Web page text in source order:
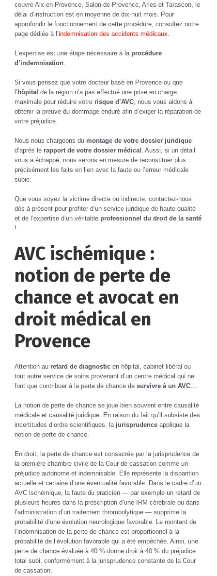
couvre Aix-en-Provence, Salon-de-Provence, Arles et Tarascon, le
délai d’instruction est en moyenne de dix-huit mois. Pour
approfondir le fonctionnement de cette procédure, consultez notre
page dédiée à l’indemnisation des accidents médicaux
L’expertise est une étape nécessaire à la procédure
d’indemnisation
Si vous pensez que votre docteur basé en Provence ou que
l’ hôpital de la région n’a pas effectué une prise en charge
maximale pour réduire votre risque d’AVC , nous vous aidons à
obtenir la preuve du dommage enduré afin d’exiger la réparation de
votre préjudice.
Nous nous chargeons du montage de votre dossier juridique
d’après le rapport de votre dossier médical
. Aussi, si un détail
vous a échappé, nous serons en mesure de reconstituer plus
précisément les faits en lien avec la faute ou l’erreur médicale
subie.
Que vous soyez la victime directe ou indirecte, contactez-nous
dès à présent pour profiter d’un service juridique de haute qualité
et de l’expertise d’un véritable professionnel du droit de la santé
!
AVC ischémique :
notion de perte de
chance et avocat en
droit médical en
Provence
Attention au retard de diagnostic en hôpital, cabinet libéral ou
tout autre service de soins provenant d’un centre médical qui ne
font que contribuer à la perte de chance de survivre à un AVC
La notion de perte de chance se joue bien souvent entre causalité
médicale et causalité juridique. En raison du fait qu’il subsiste des
incertitudes d’ordre scientifiques, la jurisprudence applique la
notion de perte de chance.
En droit, la perte de chance est consacrée par la jurisprudence de
la première chambre civile de la Cour de cassation comme un
préjudice autonome et indemnisable. Elle représente la disparition
actuelle et certaine d’une éventualité favorable. Dans le cadre d’un
AVC ischémique, la faute du praticien — par exemple un retard de
plusieurs heures dans la prescription d’une IRM cérébrale ou dans
l’administration d’un traitement thrombolytique — supprime la
probabilité d’une évolution neurologique favorable. Le montant de
l’indemnisation de la perte de chance est proportionnel à la
probabilité de l’évolution favorable qui a été empêchée. Ainsi, une
perte de chance évaluée à 40 % donne droit à 40 % du préjudice
total subi, conformément à la jurisprudence constante de la Cour
de cassation.